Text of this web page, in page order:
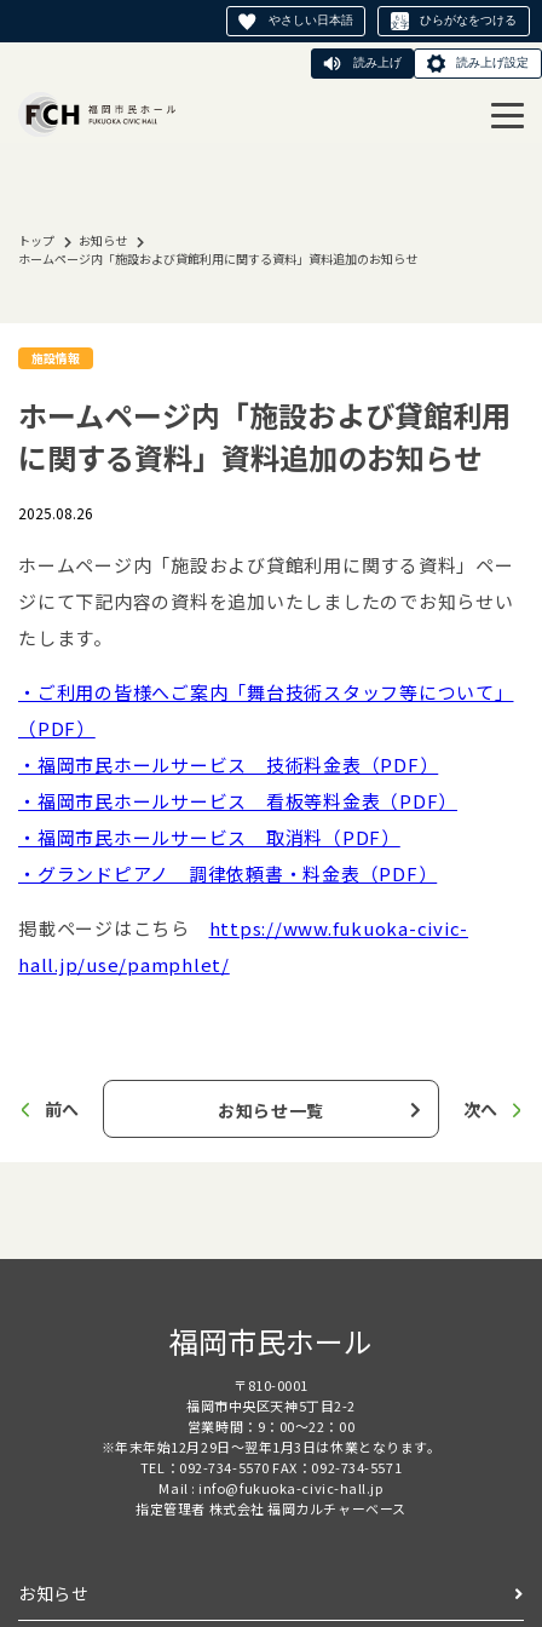
やさしい日本語 ひらがなをつける
読み上げ 読み上げ設定
トップ
お知らせ
ホームページ内「施設および貸館利用に関する資料」資料追加のお知らせ
施設情報
ホームページ内「施設および貸館利用
に関する資料」資料追加のお知らせ
2025.08.26
ホームページ内「施設および貸館利用に関する資料」ペー
ジにて下記内容の資料を追加いたしましたのでお知らせい
たします。
・ご利用の皆様へご案内「舞台技術スタッフ等について」
（PDF）
・福岡市民ホールサービス 技術料金表（PDF）
・福岡市民ホールサービス 看板等料金表（PDF）
・福岡市民ホールサービス 取消料（PDF）
・グランドピアノ 調律依頼書・料金表（PDF）
掲載ページはこちら https://www.fukuoka-civic-
hall.jp/use/pamphlet/
前へ お知らせ一覧 次へ
福岡市民ホール
〒810-0001
福岡市中央区天神5丁目2-2
営業時間：9：00～22：00
※年末年始12月29日～翌年1月3日は休業となります。
TEL：092-734-5570 FAX：092-734-5571
Mail : info@fukuoka-civic-hall.jp
指定管理者 株式会社 福岡カルチャーベース
お知らせ